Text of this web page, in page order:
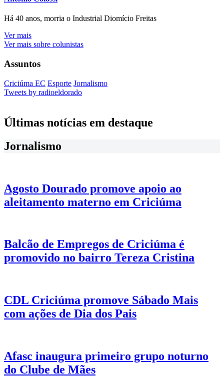
Há 40 anos, morria o Industrial Diomício Freitas
Ver mais
Ver mais sobre colunistas
Assuntos
Criciúma EC Esporte Jornalismo
Tweets by radioeldorado
Últimas notícias em destaque
Jornalismo
Agosto Dourado promove apoio ao
aleitamento materno em Criciúma
Balcão de Empregos de Criciúma é
promovido no bairro Tereza Cristina
CDL Criciúma promove Sábado Mais
com ações de Dia dos Pais
Afasc inaugura primeiro grupo noturno
do Clube de Mães